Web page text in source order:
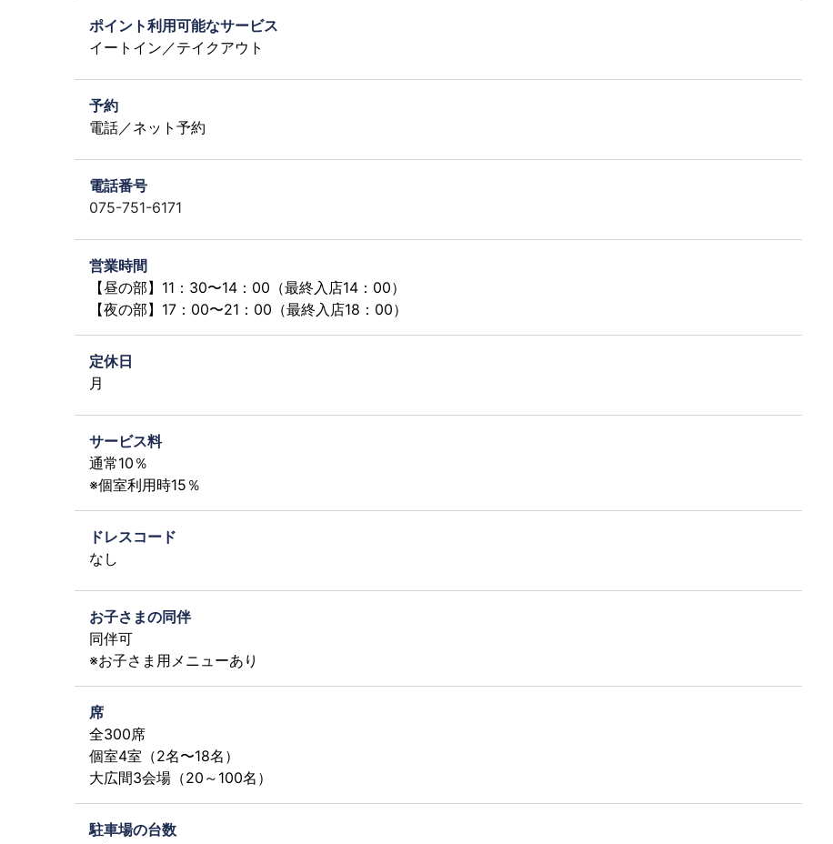
ポイント利用可能なサービス
イートイン／テイクアウト
予約
電話／ネット予約
電話番号
075-751-6171
営業時間
【昼の部】11：30〜14：00（最終入店14：00）
【夜の部】17：00〜21：00（最終入店18：00）
定休日
月
サービス料
通常10％
※個室利用時15％
ドレスコード
なし
お子さまの同伴
同伴可
※お子さま用メニューあり
席
全300席
個室4室（2名〜18名）
大広間3会場（20～100名）
駐車場の台数